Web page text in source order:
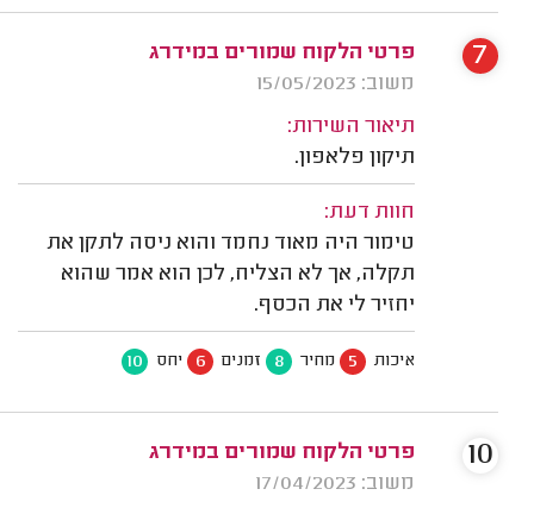
פרטי הלקוח שמורים במידרג
משוב: 15/05/2023
תיאור השירות:
תיקון פלאפון.
חוות דעת:
טימור היה מאוד נחמד והוא ניסה לתקן את
תקלה, אך לא הצליח, לכן הוא אמר שהוא
יחזיר לי את הכסף.
איכות 5 מחיר 8 זמנים 6 יחס 10
7
פרטי הלקוח שמורים במידרג
משוב: 17/04/2023
10